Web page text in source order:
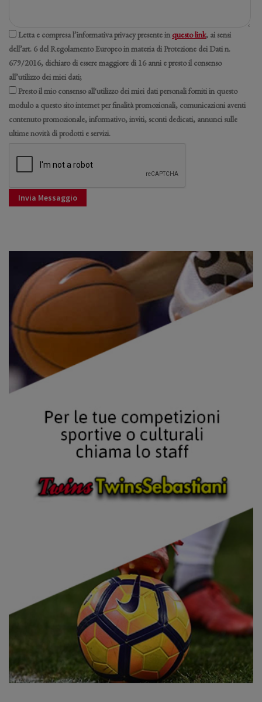
Letta e compresa l’informativa privacy presente in questo link, ai sensi
dell’art. 6 del Regolamento Europeo in materia di Protezione dei Dati n.
679/2016, dichiaro di essere maggiore di 16 anni e presto il consenso
all’utilizzo dei miei dati;
Presto il mio consenso all'utilizzo dei miei dati personali forniti in questo
modulo a questo sito internet per finalità promozionali, comunicazioni aventi
contenuto promozionale, informativo, inviti, sconti dedicati, annunci sulle
ultime novità di prodotti e servizi.
Invia Messaggio